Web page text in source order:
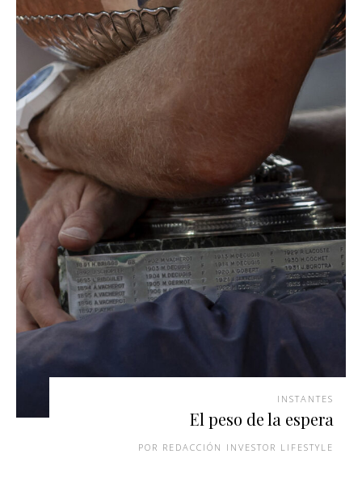
INSTANTES
El peso de la espera
REDACCIÓN INVESTOR LIFESTYLE